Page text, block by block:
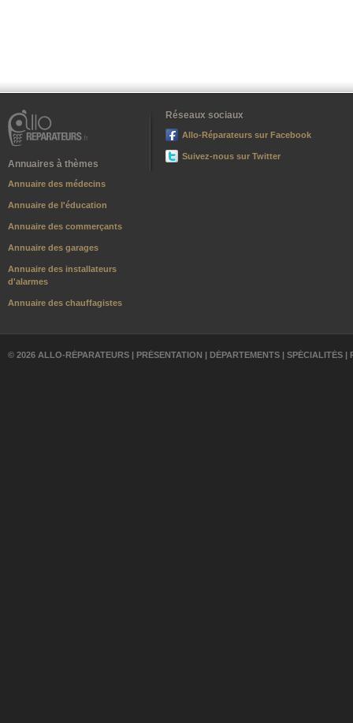
Annuaires à thèmes
Annuaire des médecins
Annuaire de l'éducation
Annuaire des commerçants
Annuaire des garages
Annuaire des installateurs
d'alarmes
Annuaire des chauffagistes
Réseaux sociaux
Allo-Réparateurs sur Facebook
Suivez-nous sur Twitter
© 2026 ALLO-RÉPARATEURS | PRÉSENTATION | DÉPARTEMENTS | SPÉCIALITÉS |